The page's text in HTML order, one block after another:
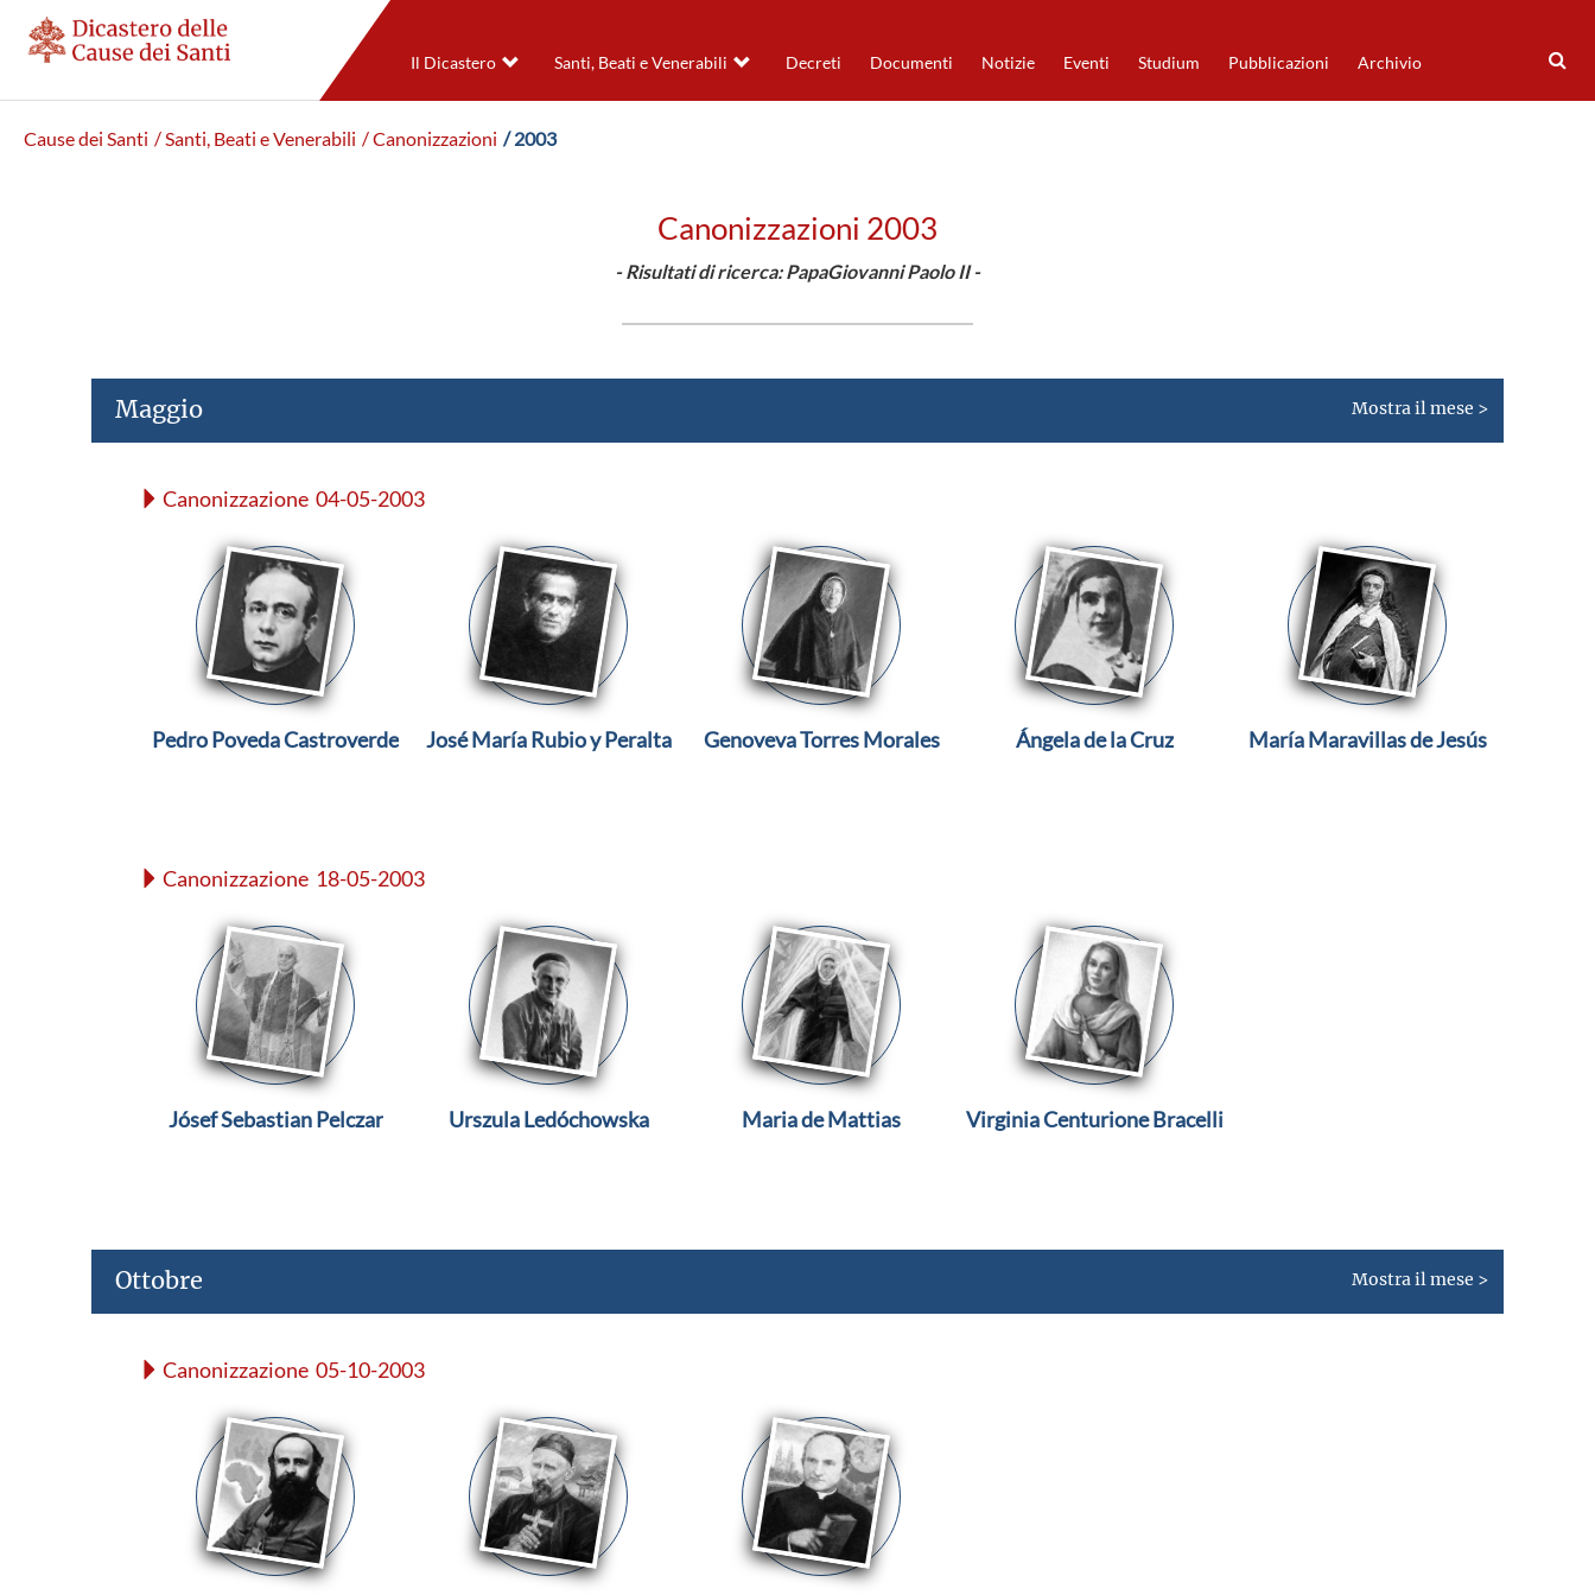
Il Dicastero Santi, Beati e Venerabili Decreti Documenti Notizie Eventi Studium Pubblicazioni Archivio
Cause dei Santi / Santi, Beati e Venerabili / Canonizzazioni / 2003
Canonizzazioni 2003
- Risultati di ricerca: PapaGiovanni Paolo II -
Maggio Mostra il mese >
Canonizzazione 04-05-2003
Pedro Poveda Castroverde José María Rubio y Peralta Genoveva Torres Morales Ángela de la Cruz María Maravillas de Jesús
Canonizzazione 18-05-2003
Jósef Sebastian Pelczar Urszula Ledóchowska Maria de Mattias Virginia Centurione Bracelli
Ottobre Mostra il mese >
Canonizzazione 05-10-2003